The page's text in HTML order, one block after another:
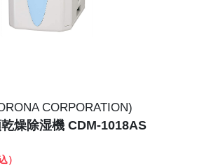
CORPORATION)
燥除湿機 CDM-1018AS
）